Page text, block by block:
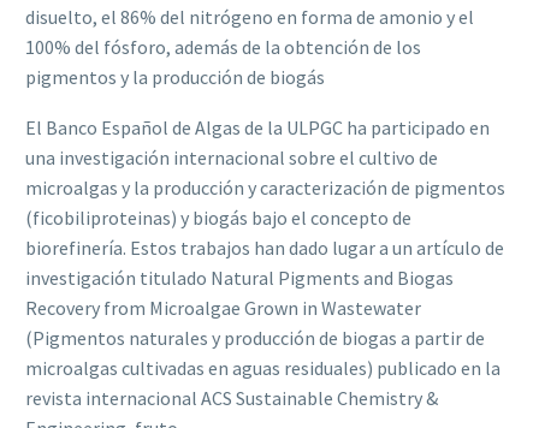
disuelto, el 86% del nitrógeno en forma de amonio y el
100% del fósforo, además de la obtención de los
pigmentos y la producción de biogás
El Banco Español de Algas de la ULPGC ha participado en
una investigación internacional sobre el cultivo de
microalgas y la producción y caracterización de pigmentos
(ficobiliproteinas) y biogás bajo el concepto de
biorefinería. Estos trabajos han dado lugar a un artículo de
investigación titulado Natural Pigments and Biogas
Recovery from Microalgae Grown in Wastewater
(Pigmentos naturales y producción de biogas a partir de
microalgas cultivadas en aguas residuales) publicado en la
revista internacional ACS Sustainable Chemistry &